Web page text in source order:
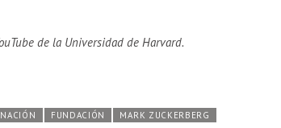
de la Universidad de Harvard.
FUNDACIÓN MARK ZUCKERBERG